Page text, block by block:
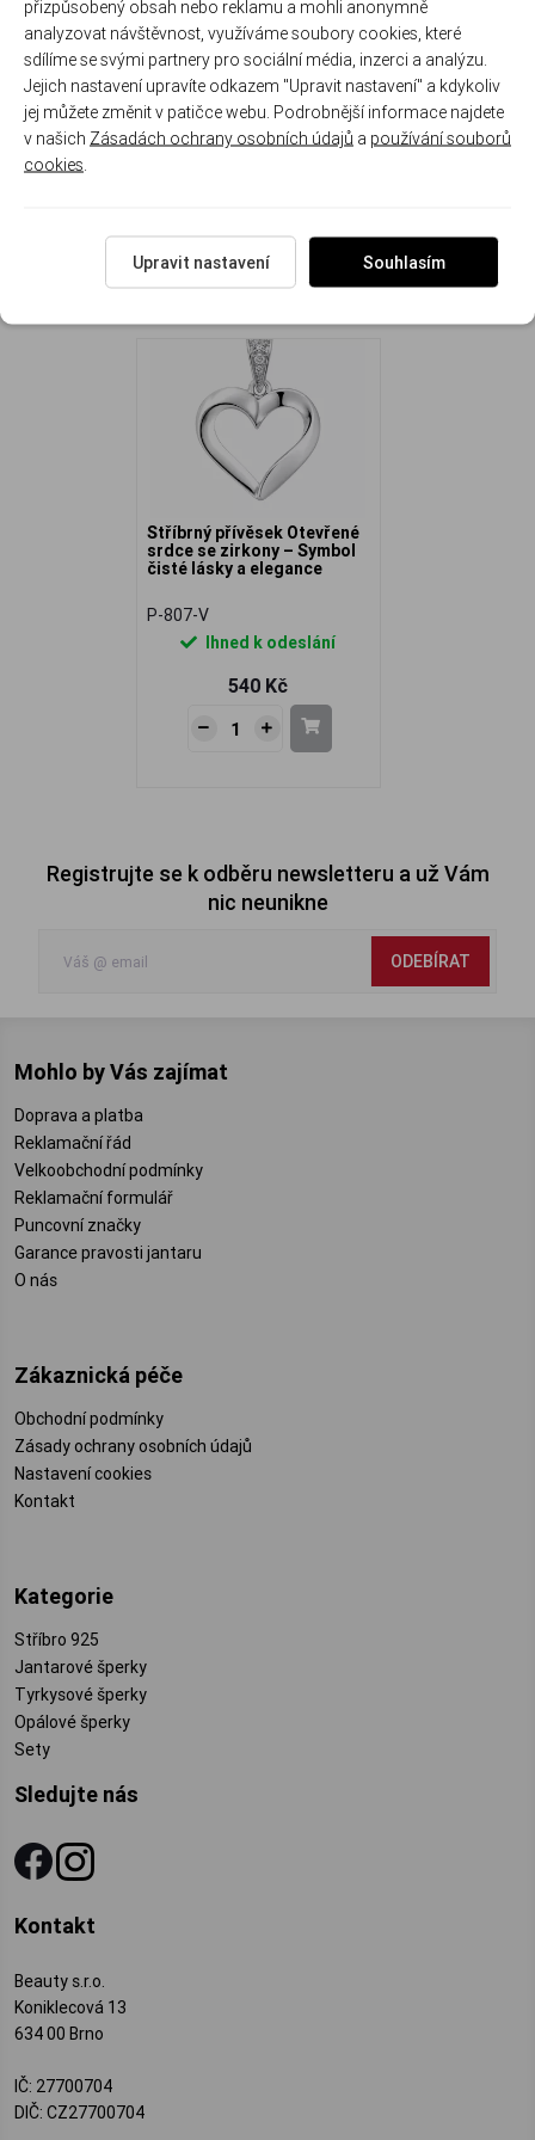
- Lehký a pohodlný pro každodenní nošení
- Krásný dárek pro ženy všech věkových kategorií
Rozměr přívěsku: 1.1 cm ( s očkem 1.7 cm ) x 1.2 cm
Hmotnost přívěsku: 1.2 g
NAPOSLEDY ZOBRAZENÉ
Stříbrný přívěsek Otevřené
srdce se zirkony – Symbol
čisté lásky a elegance
P-807-V
Ihned k odeslání
540 Kč
Registrujte se k odběru newsletteru a už Vám
nic neunikne
ODEBÍRAT
Mohlo by Vás zajímat
Doprava a platba
Reklamační řád
Velkoobchodní podmínky
Reklamační formulář
Puncovní značky
Garance pravosti jantaru
O nás
Zákaznická péče
Obchodní podmínky
Zásady ochrany osobních údajů
Nastavení cookies
Kontakt
Kategorie
Stříbro 925
Jantarové šperky
Tyrkysové šperky
Opálové šperky
Sety
Sledujte nás
Kontakt
Beauty s.r.o.
Koniklecová 13
634 00 Brno
IČ: 27700704
DIČ: CZ27700704
přizpůsobený obsah nebo reklamu a mohli anonymně
analyzovat návštěvnost, využíváme soubory cookies, které
sdílíme se svými partnery pro sociální média, inzerci a analýzu.
Jejich nastavení upravíte odkazem "Upravit nastavení" a kdykoliv
jej můžete změnit v patičce webu. Podrobnější informace najdete
v našich Zásadách ochrany osobních údajů a používání souborů
cookies
Upravit nastavení Souhlasím